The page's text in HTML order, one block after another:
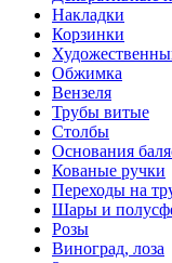
Накладки
Корзинки
Обжимка
Вензеля
Трубы витые
Столбы
Основания
Кованые ручки
Переходы на
Шары и
Розы
Виноград, лоза